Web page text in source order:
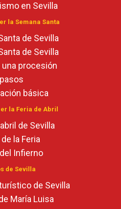
en Sevilla
la Semana Santa
de Sevilla
de Sevilla
procesión
pasos
básica
la Feria de Abril
de Sevilla
la Feria
Infierno
de Sevilla
de Sevilla
María Luisa